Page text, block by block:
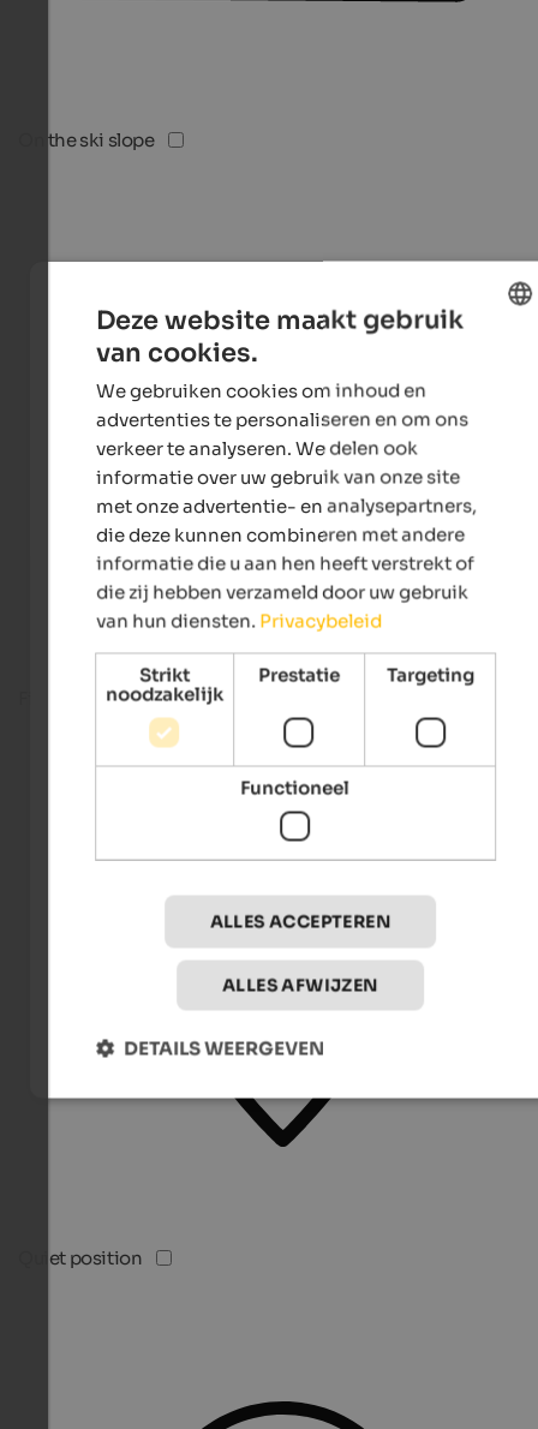
On the ski slope
Fitness room
Quiet position
Deze website maakt gebruik
van cookies.
We gebruiken cookies om inhoud en
advertenties te personaliseren en om ons
verkeer te analyseren. We delen ook
informatie over uw gebruik van onze site
met onze advertentie- en analysepartners,
die deze kunnen combineren met andere
informatie die u aan hen heeft verstrekt of
die zij hebben verzameld door uw gebruik
van hun diensten. Privacybeleid
Strikt
noodzakelijk
Prestatie Targeting
Functioneel
ALLES ACCEPTEREN
ALLES AFWIJZEN
DETAILS WEERGEVEN